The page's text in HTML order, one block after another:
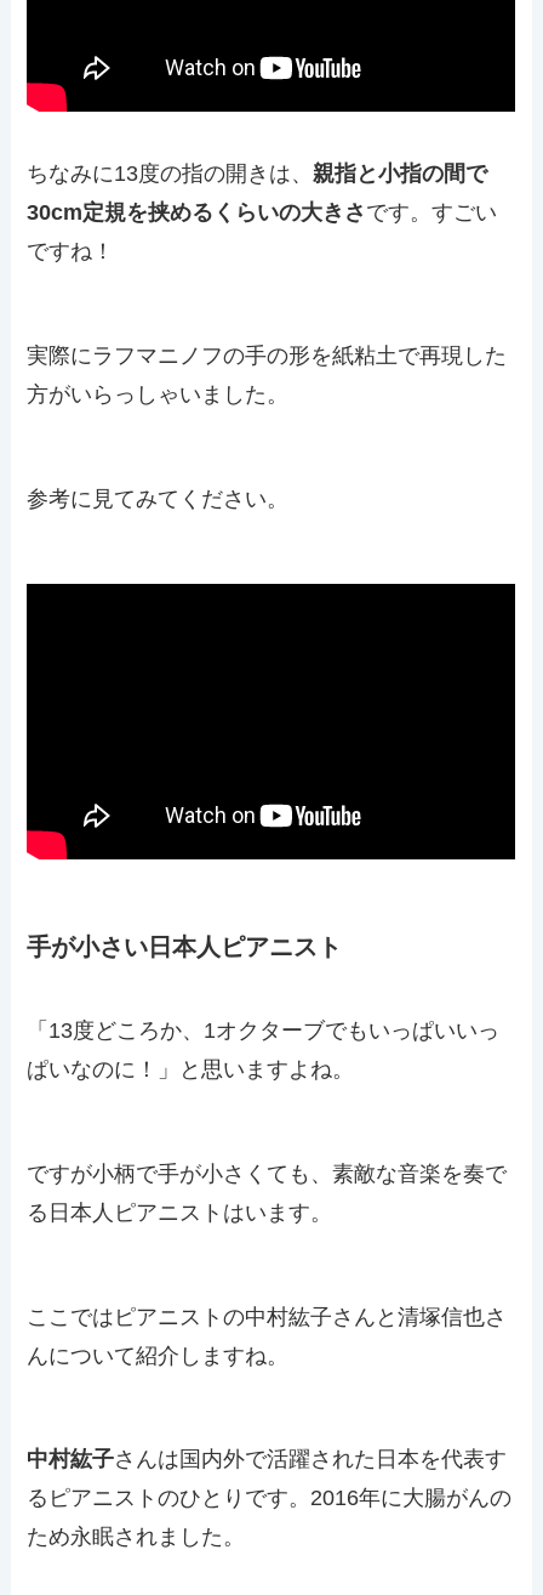
ちなみに13度の指の開きは、親指と小指の間で
30cm定規を挟めるくらいの大きさ です。すごい
ですね！
実際にラフマニノフの手の形を紙粘土で再現した
方がいらっしゃいました。
参考に見てみてください。
手が小さい日本人ピアニスト
「13度どころか、1オクターブでもいっぱいいっ
ぱいなのに！」と思いますよね。
ですが小柄で手が小さくても、素敵な音楽を奏で
る日本人ピアニストはいます。
ここではピアニストの中村紘子さんと清塚信也さ
んについて紹介しますね。
中村紘子さんは国内外で活躍された日本を代表す
るピアニストのひとりです。2016年に大腸がんの
ため永眠されました。